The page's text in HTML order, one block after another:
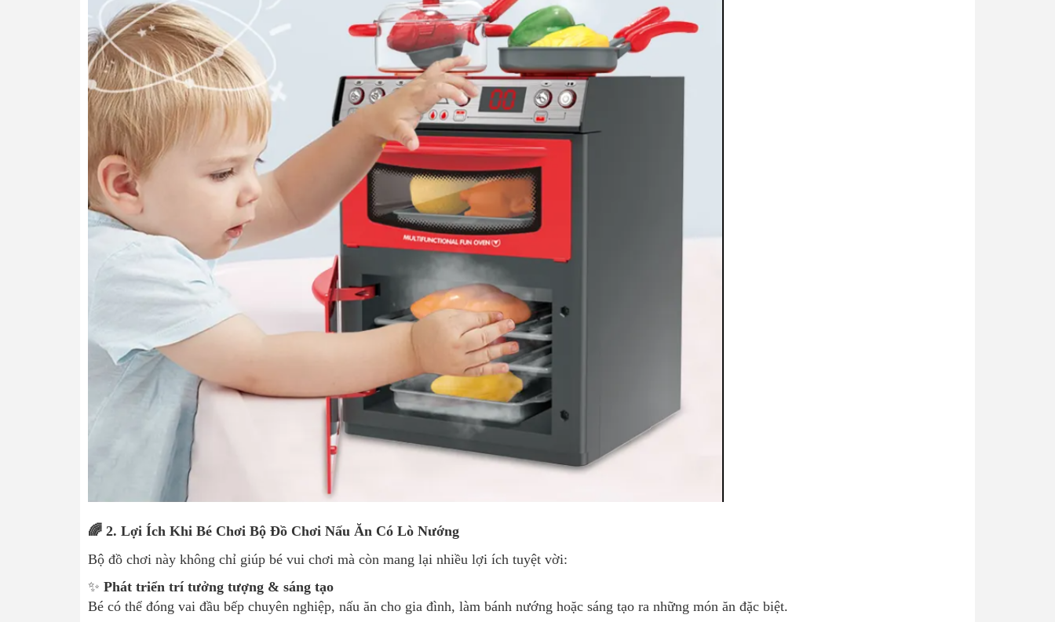
🌈 2. Lợi Ích Khi Bé Chơi Bộ Đồ Chơi Nấu Ăn Có Lò Nướng
Bộ đồ chơi này không chỉ giúp bé vui chơi mà còn mang lại nhiều lợi ích tuyệt vời:
✨ Phát triển trí tưởng tượng & sáng tạo
Bé có thể đóng vai đầu bếp chuyên nghiệp, nấu ăn cho gia đình, làm bánh nướng hoặc sáng tạo ra những món ăn đặc biệt.